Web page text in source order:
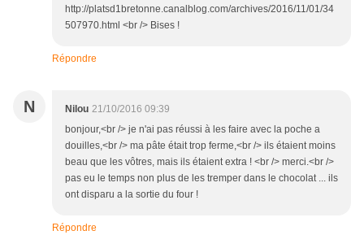
http://platsd1bretonne.canalblog.com/archives/2016/11/01/34
507970.html <br /> Bises !
Répondre
N Nilou 21/10/2016 09:39
bonjour,<br /> je n'ai pas réussi à les faire avec la poche a
douilles,<br /> ma pâte était trop ferme,<br /> ils étaient moins
beau que les vôtres, mais ils étaient extra ! <br /> merci.<br />
pas eu le temps non plus de les tremper dans le chocolat ... ils
ont disparu a la sortie du four !
Répondre